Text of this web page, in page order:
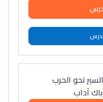
نحو الحرب